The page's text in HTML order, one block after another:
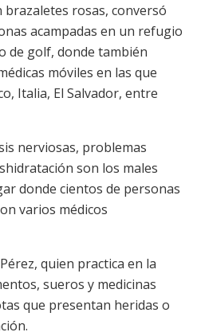
rosas, conversó
acampadas en un refugio
de golf, donde también
móviles en las que
Italia, El Salvador, entre
nerviosas, problemas
son los males
donde cientos de personas
varios médicos
quien practica en la
sueros y medicinas
que presentan heridas o